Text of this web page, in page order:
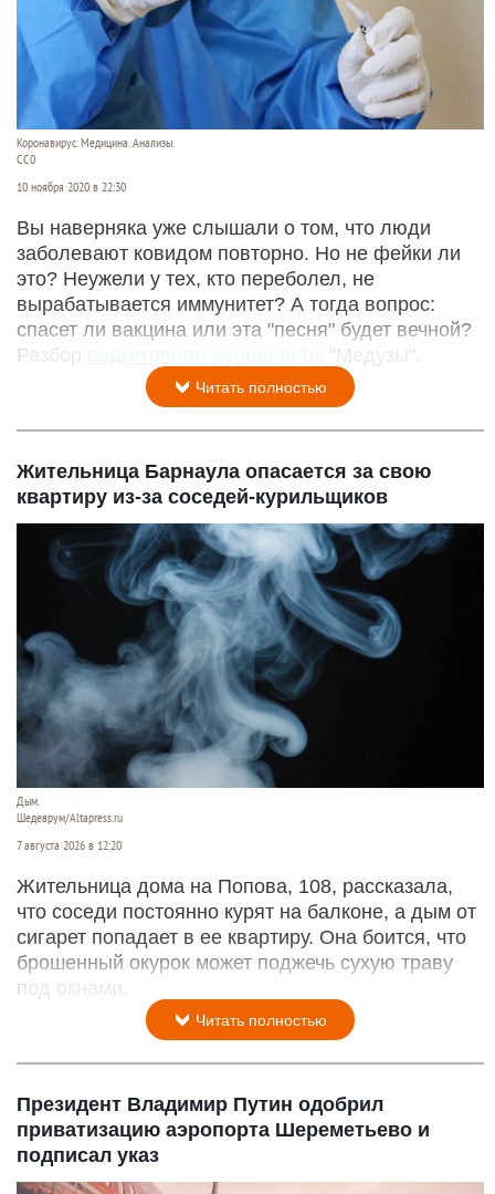
Коронавирус. Медицина. Анализы.
CC0
10 ноября 2020 в 22:30
Вы наверняка уже слышали о том, что люди
заболевают ковидом повторно. Но не фейки ли
это? Неужели у тех, кто переболел, не
вырабатывается иммунитет? А тогда вопрос:
спасет ли вакцина или эта "песня" будет вечной?
Разбор
"Медузы".
Читать полностью
Жительница Барнаула опасается за свою
квартиру из-за соседей-курильщиков
Дым.
Шедеврум/Altapress.ru
7 августа 2026 в 12:20
Жительница дома на Попова, 108, рассказала,
что соседи постоянно курят на балконе, а дым от
сигарет попадает в ее квартиру. Она боится, что
брошенный окурок может поджечь сухую траву
под окнами.
Читать полностью
Президент Владимир Путин одобрил
приватизацию аэропорта Шереметьево и
подписал указ